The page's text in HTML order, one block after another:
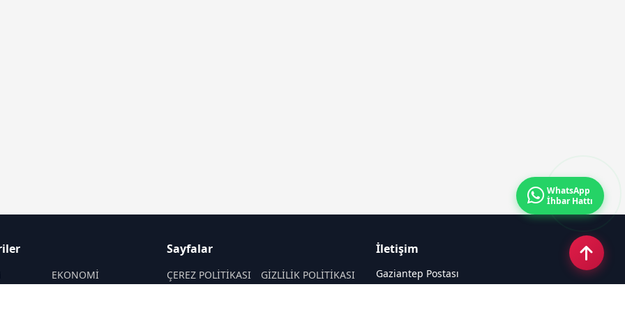
EKONOMİ
Sayfalar
ÇEREZ POLİTİKASI
GİZLİLİK POLİTİKASI
İletişim
Gaziantep Postası
WhatsApp
İhbar Hattı